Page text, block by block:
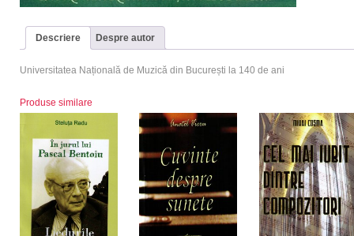
Descriere Despre autor
Universitatea Națională de Muzică din București la 140 de ani
Produse similare